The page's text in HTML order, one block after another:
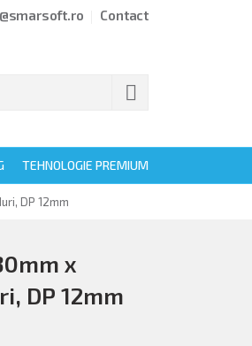
Contact

TEHNOLOGIE PREMIUM
DP 12mm
x
DP 12mm